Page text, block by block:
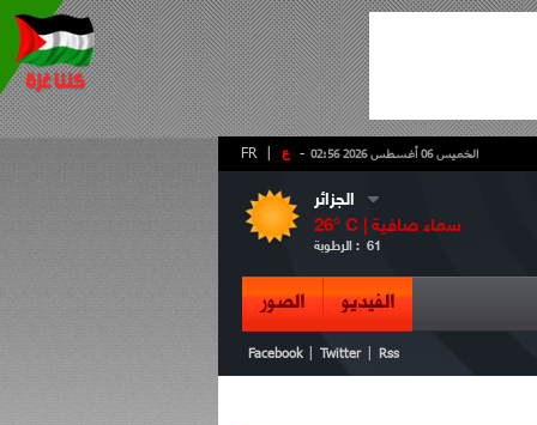
- ع FR الخميس 06 أغسطس 2026 02:56
الجزائر
26° C | سماء صافية
الرطوبة : 61
الفيديو الصور
Facebook Twitter Rss